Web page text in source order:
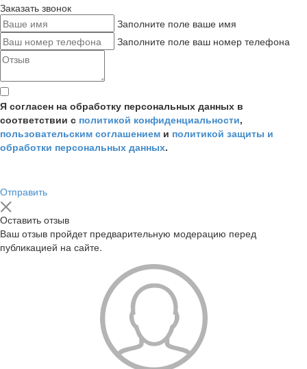
Заказать звонок
Заполните поле ваше имя
Заполните поле ваш номер телефона
Я согласен на обработку персональных данных в
соответствии с политикой конфиденциальности,
пользовательским соглашением и политикой защиты и
обработки персональных данных.
Отправить
Оставить отзыв
Ваш отзыв пройдет предварительную модерацию перед
публикацией на сайте.